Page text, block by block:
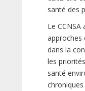
santé des
Le
approches
dans la
les
santé